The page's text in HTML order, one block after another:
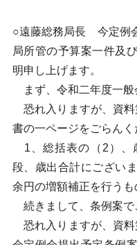
○遠藤総務局長 今定例
局所管の予算案一件及
明申し上げます。
まず、令和二年度一般
恐れ入りますが、資料
書の一ページをごらんく
1、総括表の（2）、
段、歳出合計にござい
余円の増額補正を行う
続きまして、条例案で
恐れ入りますが、資料